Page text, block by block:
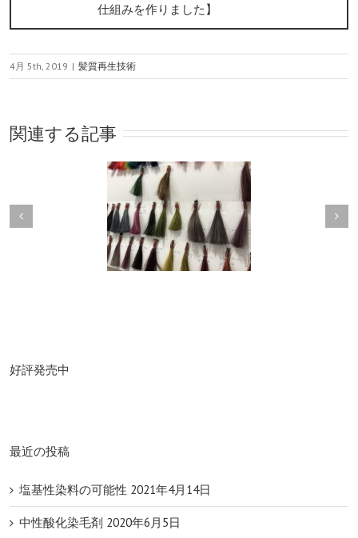
仕組みを作りました】
4月 5th, 2019 | 髪質再生技術
関連する記事
PHだけで片付けない
好評発売中
最近の投稿
塩基性染料の可能性 2021年4月14日
中性酸化染毛剤 2020年6月5日